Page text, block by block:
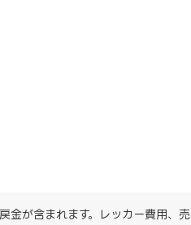
金が含まれます。レッカー費用、売